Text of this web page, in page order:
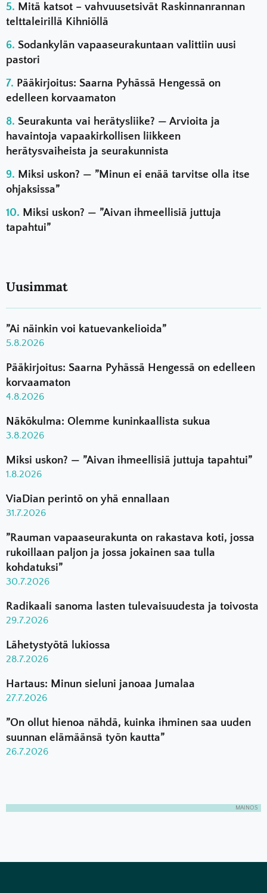
Mitä katsot – vahvuusetsivät Raskinnanrannan
telttaleirillä Kihniöllä
Sodankylän vapaaseurakuntaan valittiin uusi
pastori
Pääkirjoitus: Saarna Pyhässä Hengessä on
edelleen korvaamaton
Seurakunta vai herätysliike? — Arvioita ja
havaintoja vapaakirkollisen liikkeen
herätysvaiheista ja seurakunnista
Miksi uskon? — ”Minun ei enää tarvitse olla itse
ohjaksissa”
Miksi uskon? — ”Aivan ihmeellisiä juttuja
tapahtui”
Uusimmat
”Ai näinkin voi katuevankelioida”
5.8.2026
Pääkirjoitus: Saarna Pyhässä Hengessä on edelleen
korvaamaton
4.8.2026
Näkökulma: Olemme kuninkaallista sukua
3.8.2026
Miksi uskon? — ”Aivan ihmeellisiä juttuja tapahtui”
1.8.2026
ViaDian perintö on yhä ennallaan
31.7.2026
”Rauman vapaaseurakunta on rakastava koti, jossa
rukoillaan paljon ja jossa jokainen saa tulla
kohdatuksi”
30.7.2026
Radikaali sanoma lasten tulevaisuudesta ja toivosta
29.7.2026
Lähetystyötä lukiossa
28.7.2026
Hartaus: Minun sieluni janoaa Jumalaa
27.7.2026
”On ollut hienoa nähdä, kuinka ihminen saa uuden
suunnan elämäänsä työn kautta”
26.7.2026
MAINOS